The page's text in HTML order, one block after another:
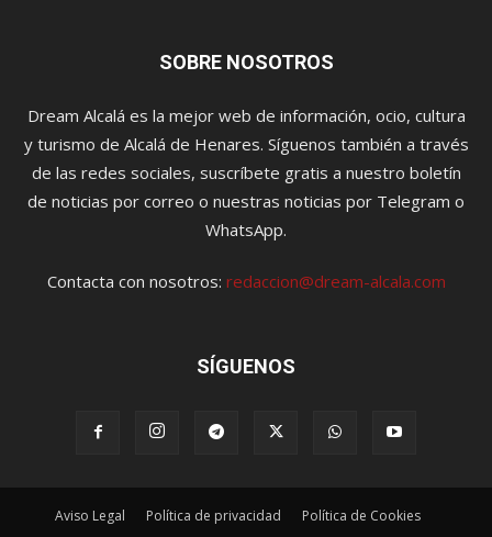
SOBRE NOSOTROS
Dream Alcalá es la mejor web de información, ocio, cultura
y turismo de Alcalá de Henares. Síguenos también a través
de las redes sociales, suscríbete gratis a nuestro boletín
de noticias por correo o nuestras noticias por Telegram o
WhatsApp.
Contacta con nosotros: redaccion@dream-alcala.com
SÍGUENOS
Aviso Legal Política de privacidad
Política de Cookies